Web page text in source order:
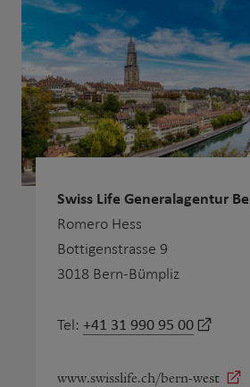
Swiss Life Generalagentur
Romero Hess
Bottigenstrasse 9
3018 Bern-Bümpliz
Tel: +41 31 990 95 00
www.swisslife.ch/bern-west